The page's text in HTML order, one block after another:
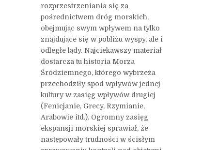
rozprzestrzeniania się za
pośrednictwem dróg morskich,
obejmując swym wpływem na tylko
znajdujące się w pobliżu wyspy, ale i
odległe lądy. Najciekawszy materiał
dostarcza tu historia Morza
Śródziemnego, którego wybrzeża
przechodziły spod wpływów jednej
kultury w zasięg wpływów drugiej
(Fenicjanie, Grecy, Rzymianie,
Arabowie itd.). Ogromny zasięg
ekspansji morskiej sprawiał, że
następowały trudności w ścisłym